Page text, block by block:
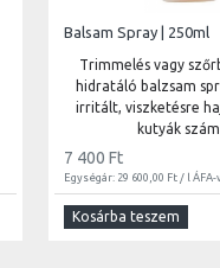
Balsam Spray | 250ml
Trimmelés vagy
hidratáló balzsam
irritált, viszketésre
kutyák
7 400 Ft
Egységár: 29 600,00 Ft / l ÁFA-
Kosárba teszem